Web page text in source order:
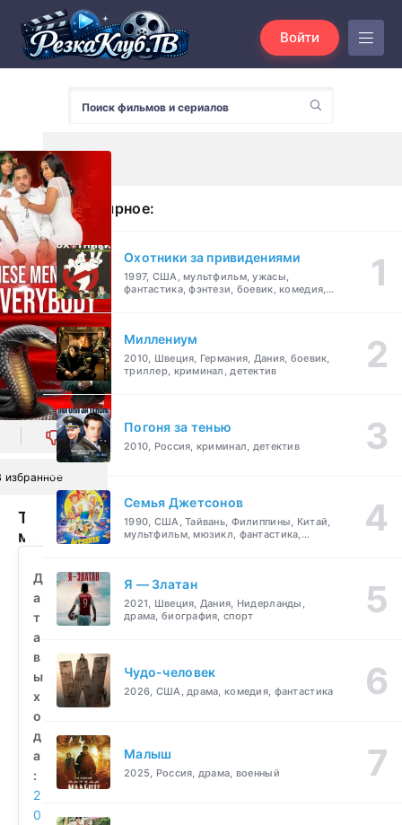
Войти
0
избранное
Такие
мужчины
всех
(2022)
смотреть
бесплатно
Д
а
т
а
в
ы
х
о
д
а
:
2
0
Популярное:
Охотники за привидениями
1997, США, мультфильм, ужасы,
фантастика, фэнтези, боевик, комедия,
Миллениум
2010, Швеция, Германия, Дания, боевик,
триллер, криминал, детектив
Погоня за тенью
2010, Россия, криминал, детектив
Семья Джетсонов
1990, США, Тайвань, Филиппины, Китай,
мультфильм, мюзикл, фантастика,
Я — Златан
2021, Швеция, Дания, Нидерланды,
драма, биография, спорт
Чудо-человек
2026, США, драма, комедия, фантастика
Малыш
2025, Россия, драма, военный